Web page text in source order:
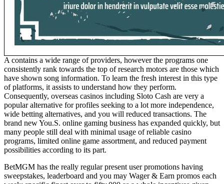
A contains a wide range of providers, however the programs one
consistently rank towards the top of research motors are those which
have shown song information. To learn the fresh interest in this type
of platforms, it assists to understand how they perform.
Consequently, overseas casinos including Sloto Cash are very a
popular alternative for profiles seeking to a lot more independence,
wide betting alternatives, and you will reduced transactions. The
brand new You.S. online gaming business has expanded quickly, but
many people still deal with minimal usage of reliable casino
programs, limited online game assortment, and reduced payment
possibilities according to its part.
BetMGM has the really regular present user promotions having
sweepstakes, leaderboard and you may Wager & Earn promos each